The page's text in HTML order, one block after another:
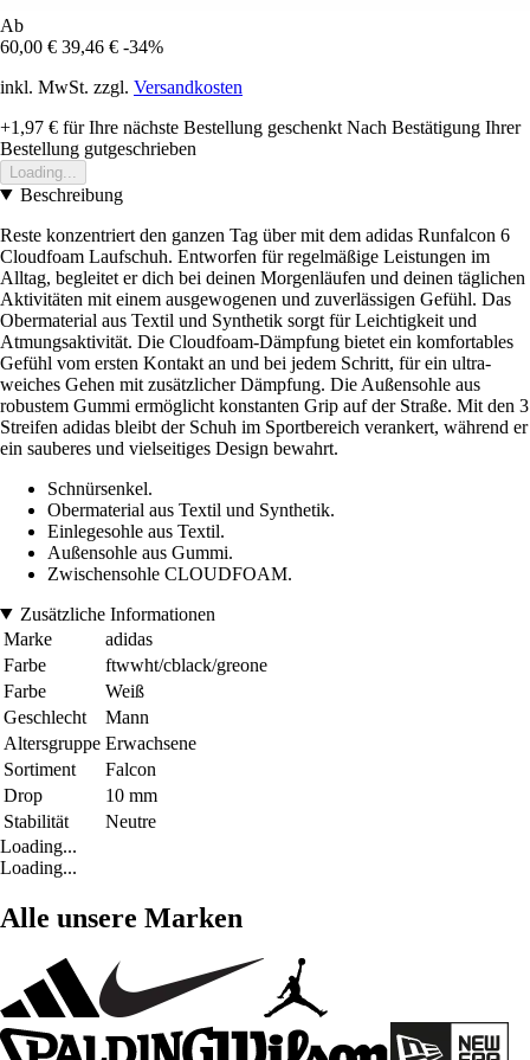
Ab
60,00 € 39,46 € -34%
inkl. MwSt. zzgl. Versandkosten
+1,97 € für Ihre nächste Bestellung geschenkt Nach Bestätigung Ihrer
Bestellung gutgeschrieben
Loading...
Beschreibung
Reste konzentriert den ganzen Tag über mit dem adidas Runfalcon 6
Cloudfoam Laufschuh. Entworfen für regelmäßige Leistungen im
Alltag, begleitet er dich bei deinen Morgenläufen und deinen täglichen
Aktivitäten mit einem ausgewogenen und zuverlässigen Gefühl. Das
Obermaterial aus Textil und Synthetik sorgt für Leichtigkeit und
Atmungsaktivität. Die Cloudfoam-Dämpfung bietet ein komfortables
Gefühl vom ersten Kontakt an und bei jedem Schritt, für ein ultra-
weiches Gehen mit zusätzlicher Dämpfung. Die Außensohle aus
robustem Gummi ermöglicht konstanten Grip auf der Straße. Mit den 3
Streifen adidas bleibt der Schuh im Sportbereich verankert, während er
ein sauberes und vielseitiges Design bewahrt.
Schnürsenkel.
Obermaterial aus Textil und Synthetik.
Einlegesohle aus Textil.
Außensohle aus Gummi.
Zwischensohle CLOUDFOAM.
Zusätzliche Informationen
Marke
adidas
Farbe
ftwwht/cblack/greone
Farbe
Weiß
Geschlecht
Mann
Altersgruppe Erwachsene
Sortiment
Falcon
Drop
10 mm
Stabilität
Neutre
Loading...
Loading...
Alle unsere Marken